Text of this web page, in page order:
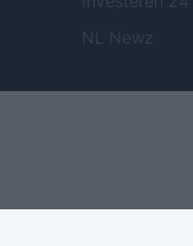
NL Newz